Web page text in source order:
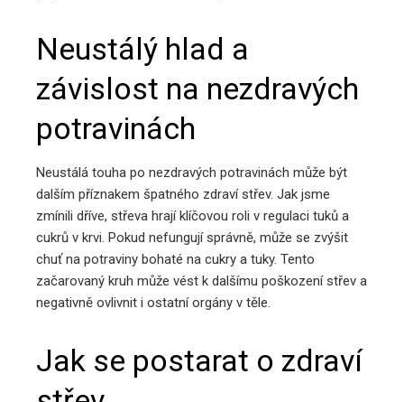
Neustálý hlad a
závislost na nezdravých
potravinách
Neustálá touha po nezdravých potravinách může být
dalším příznakem špatného zdraví střev. Jak jsme
zmínili dříve, střeva hrají klíčovou roli v regulaci tuků a
cukrů v krvi. Pokud nefungují správně, může se zvýšit
chuť na potraviny bohaté na cukry a tuky. Tento
začarovaný kruh může vést k dalšímu poškození střev a
negativně ovlivnit i ostatní orgány v těle.
Jak se postarat o zdraví